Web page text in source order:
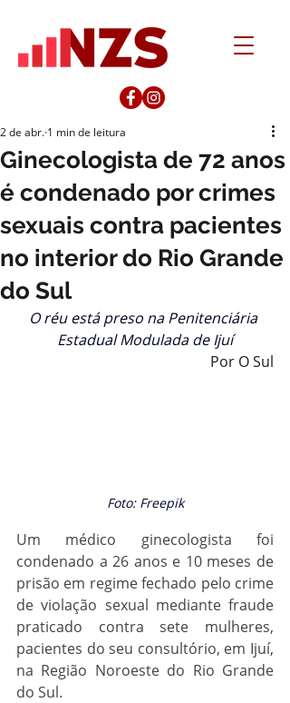
Ginecologista de 72 anos
é condenado por crimes
sexuais contra pacientes
no interior do Rio Grande
do Sul
2 de abr. 1 min de leitura
O réu está preso na Penitenciária
Estadual Modulada de Ijuí
Por O Sul
Foto: Freepik
Um médico ginecologista foi
condenado a 26 anos e 10 meses de
prisão em regime fechado pelo crime
de violação sexual mediante fraude
praticado contra sete mulheres,
pacientes do seu consultório, em Ijuí,
na Região Noroeste do Rio Grande
do Sul.